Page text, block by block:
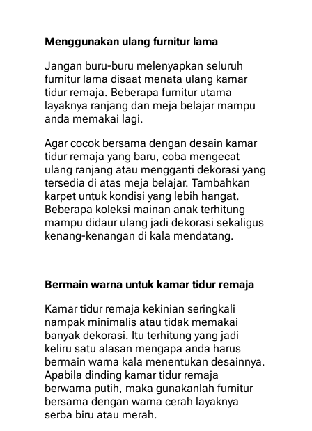
Menggunakan ulang furnitur lama
Jangan buru-buru melenyapkan seluruh
furnitur lama disaat menata ulang kamar
tidur remaja. Beberapa furnitur utama
layaknya ranjang dan meja belajar mampu
anda memakai lagi.
Agar cocok bersama dengan desain kamar
tidur remaja yang baru, coba mengecat
ulang ranjang atau mengganti dekorasi yang
tersedia di atas meja belajar. Tambahkan
karpet untuk kondisi yang lebih hangat.
Beberapa koleksi mainan anak terhitung
mampu didaur ulang jadi dekorasi sekaligus
kenang-kenangan di kala mendatang.
Bermain warna untuk kamar tidur remaja
Kamar tidur remaja kekinian seringkali
nampak minimalis atau tidak memakai
banyak dekorasi. Itu terhitung yang jadi
keliru satu alasan mengapa anda harus
bermain warna kala menentukan desainnya.
Apabila dinding kamar tidur remaja
berwarna putih, maka gunakanlah furnitur
bersama dengan warna cerah layaknya
serba biru atau merah.